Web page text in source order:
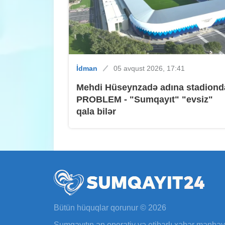
İdman 05 avqust 2026, 17:41
Mehdi Hüseynzadə adına
PROBLEM - "Sumqayıt" "evsiz"
qala bilər
Bütün hüquqlar qorunur © 2026